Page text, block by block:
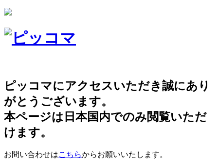
ピッコマにアクセスいただき誠にあり
がとうございます。
本ページは日本国内でのみ閲覧いただ
けます。
お問い合わせはこちらからお願いいたします。